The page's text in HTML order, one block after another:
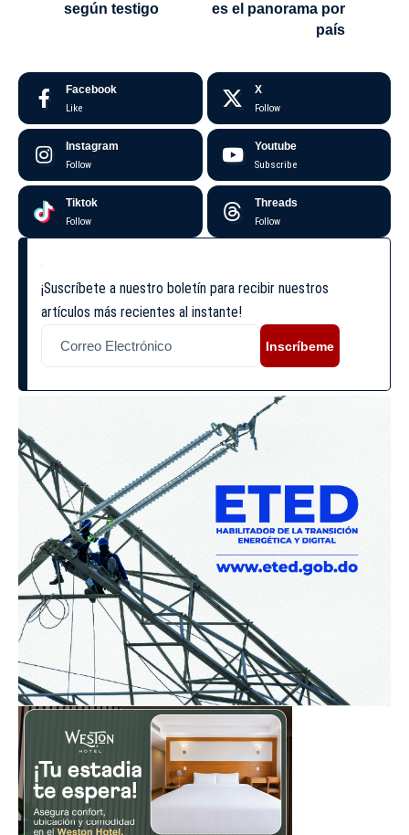
según testigo
es el panorama por
país
Facebook
Like
X
Follow
Instagram
Follow
Youtube
Subscribe
Tiktok
Follow
Threads
Follow
¡Suscríbete a nuestro boletín para recibir nuestros
artículos más recientes al instante!
Inscríbeme